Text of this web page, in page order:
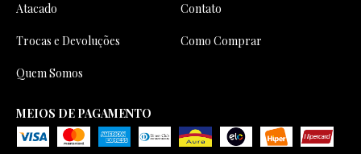
Atacado Contato
Trocas e Devoluções Como Comprar
Quem Somos
MEIOS DE PAGAMENTO